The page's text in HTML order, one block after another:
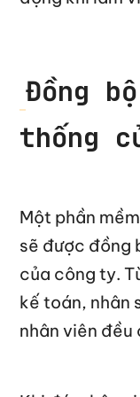
Đồng
thống
Một phần
sẽ được đồng
của công ty.
kế toán, nhân
nhân viên đều